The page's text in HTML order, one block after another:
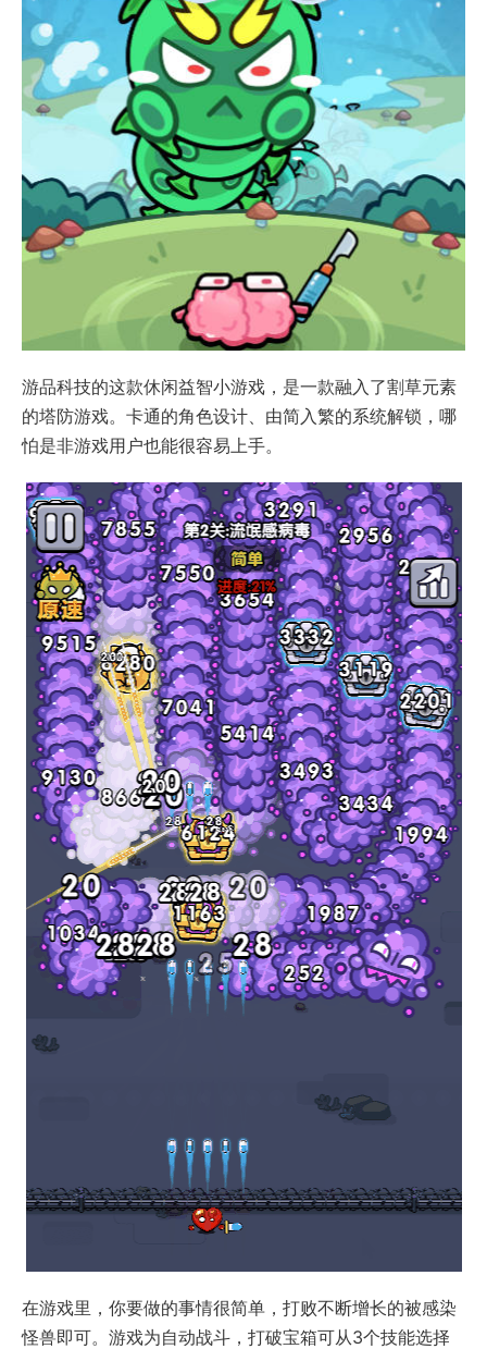
游品科技的这款休闲益智小游戏，是一款融入了割草元素
的塔防游戏。卡通的角色设计、由简入繁的系统解锁，哪
怕是非游戏用户也能很容易上手。
在游戏里，你要做的事情很简单，打败不断增长的被感染
怪兽即可。游戏为自动战斗，打破宝箱可从3个技能选择